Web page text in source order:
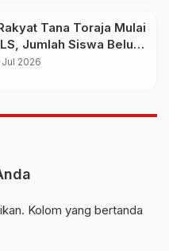
Tana Toraja Mulai
Jumlah Siswa Belum
Pembangunan
Jul 2026
Kolom yang bertanda